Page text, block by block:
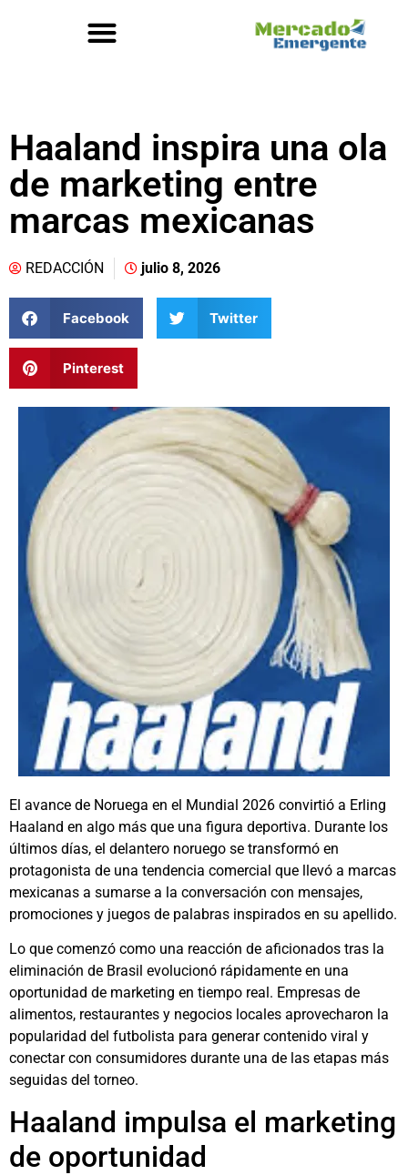
Haaland inspira una ola
de marketing entre
marcas mexicanas
REDACCIÓN julio 8, 2026
Facebook Twitter
Pinterest
El avance de Noruega en el Mundial 2026 convirtió a Erling
Haaland en algo más que una figura deportiva. Durante los
últimos días, el delantero noruego se transformó en
protagonista de una tendencia comercial que llevó a marcas
mexicanas a sumarse a la conversación con mensajes,
promociones y juegos de palabras inspirados en su apellido.
Lo que comenzó como una reacción de aficionados tras la
eliminación de Brasil evolucionó rápidamente en una
oportunidad de marketing en tiempo real. Empresas de
alimentos, restaurantes y negocios locales aprovecharon la
popularidad del futbolista para generar contenido viral y
conectar con consumidores durante una de las etapas más
seguidas del torneo.
Haaland impulsa el marketing
de oportunidad